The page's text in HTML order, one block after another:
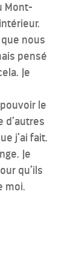
Mont-
nous
pensé
Je
le
d’autres
j’ai fait.
Je
qu’ils
moi.